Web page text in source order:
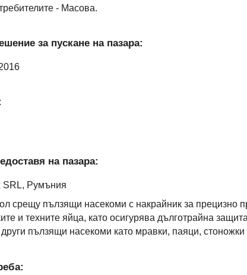
- Масова.
за пускане на пазара:
на пазара:
SRL, Румъния
срещу пълзящи насекоми с накрайник за прецизно
и техните яйца, като осигурява дълготрайна
пълзящи насекоми като мравки, паяци, стоножки